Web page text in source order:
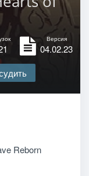
Версия
04.02.23
Reborn